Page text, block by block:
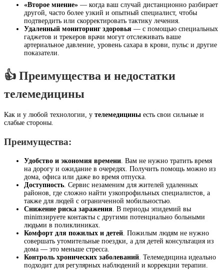
«Второе мнение» — когда ваш случай дистанционно разбирает
другой, часто более узкий и опытный специалист, чтобы
подтвердить или скорректировать тактику лечения.
Удаленный мониторинг здоровья — с помощью специальных
гаджетов и трекеров врачи могут отслеживать ваше
артериальное давление, уровень сахара в крови, пульс и другие
показатели.
👍 Преимущества и недостатки
телемедицины
Как и у любой технологии, у телемедицины есть свои сильные и
слабые стороны.
Преимущества:
Удобство и экономия времени. Вам не нужно тратить время
на дорогу и ожидание в очередях. Получить помощь можно из
дома, офиса или даже во время отпуска.
Доступность. Сервис незаменим для жителей удаленных
районов, где сложно найти узкопрофильных специалистов, а
также для людей с ограниченной мобильностью.
Снижение риска заражения. В периоды эпидемий вы
minimзируете контакты с другими потенциально больными
людьми в поликлиниках.
Комфорт для пожилых и детей. Пожилым людям не нужно
совершать утомительные поездки, а для детей консультация из
дома — это меньше стресса.
Контроль хронических заболеваний. Телемедицина идеально
подходит для регулярных наблюдений и коррекции терапии.